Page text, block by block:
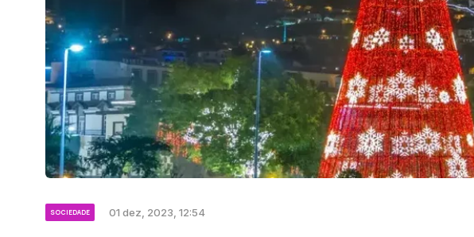
SOCIEDADE 01 dez, 2023, 12:54